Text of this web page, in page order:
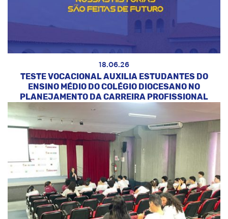
18.06.26
TESTE VOCACIONAL AUXILIA ESTUDANTES DO
ENSINO MÉDIO DO COLÉGIO DIOCESANO NO
PLANEJAMENTO DA CARREIRA PROFISSIONAL